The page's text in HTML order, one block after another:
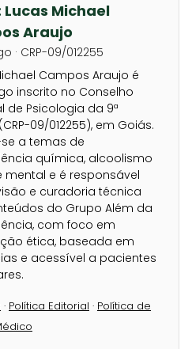
Michael
Araujo
· CRP-09/012255
Campos Araujo é
inscrito no Conselho
de Psicologia da 9ª
09/012255), em Goiás.
a temas de
química, alcoolismo
mental e é responsável
e curadoria técnica
do Grupo Além da
com foco em
ética, baseada em
e acessível a pacientes
· Política Editorial · Política de